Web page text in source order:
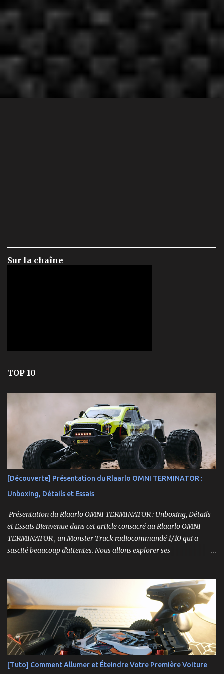
Sur la chaîne
TOP 10
[Découverte] Présentation du Rlaarlo OMNI TERMINATOR :
Unboxing, Détails et Essais
Présentation du Rlaarlo OMNI TERMINATOR : Unboxing, Détails
et Essais Bienvenue dans cet article consacré au Rlaarlo OMNI
TERMINATOR , un Monster Truck radiocommandé 1/10 qui a
suscité beaucoup d'attentes. Nous allons explorer ses
distingue par son prix attractif et ses fonctionnalités intéressantes,
et nous allons examiner tout cela en profondeur. ----------------
------------------------- Lien affilié Aliexpress 👉​
https://s.click.aliexpress.com/e/_c3IM84VZ -- -------------------
----------------------
[Tuto] Comment Allumer et Éteindre Votre Première Voiture